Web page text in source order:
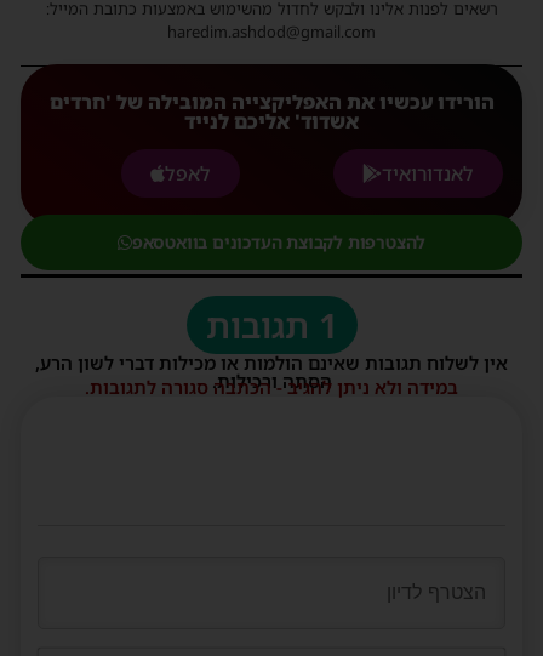
רשאים לפנות אלינו ולבקש לחדול מהשימוש באמצעות כתובת המייל:
haredim.ashdod@gmail.com
הורידו עכשיו את האפליקצייה המובילה של 'חרדים
אשדוד' אליכם לנייד
לאנדורואיד
לאפל
להצטרפות לקבוצת העדכונים בוואטסאפ
1 תגובות
אין לשלוח תגובות שאינם הולמות או מכילות דברי לשון הרע,
הסתה ורכילות.
במידה ולא ניתן להגיב - הכתבה סגורה לתגובות.